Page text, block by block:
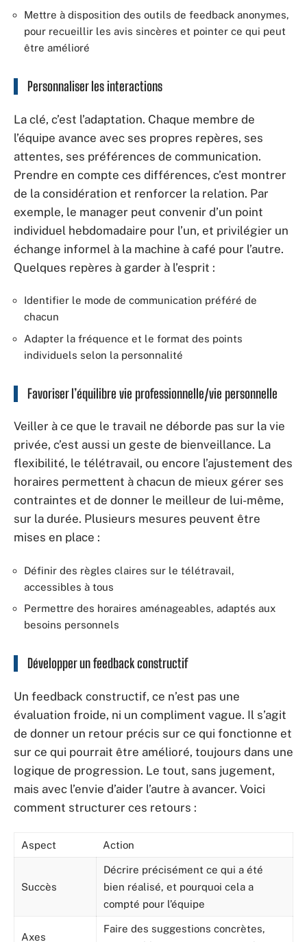
Mettre à disposition des outils de feedback anonymes,
pour recueillir les avis sincères et pointer ce qui peut
être amélioré
Personnaliser les interactions
La clé, c’est l’adaptation. Chaque membre de
l’équipe avance avec ses propres repères, ses
attentes, ses préférences de communication.
Prendre en compte ces différences, c’est montrer
de la considération et renforcer la relation. Par
exemple, le manager peut convenir d’un point
individuel hebdomadaire pour l’un, et privilégier un
échange informel à la machine à café pour l’autre.
Quelques repères à garder à l’esprit :
Identifier le mode de communication préféré de
chacun
Adapter la fréquence et le format des points
individuels selon la personnalité
Favoriser l’équilibre vie professionnelle/vie personnelle
Veiller à ce que le travail ne déborde pas sur la vie
privée, c’est aussi un geste de bienveillance. La
flexibilité, le télétravail, ou encore l’ajustement des
horaires permettent à chacun de mieux gérer ses
contraintes et de donner le meilleur de lui-même,
sur la durée. Plusieurs mesures peuvent être
mises en place :
Définir des règles claires sur le télétravail,
accessibles à tous
Permettre des horaires aménageables, adaptés aux
besoins personnels
Développer un feedback constructif
Un feedback constructif, ce n’est pas une
évaluation froide, ni un compliment vague. Il s’agit
de donner un retour précis sur ce qui fonctionne et
sur ce qui pourrait être amélioré, toujours dans une
logique de progression. Le tout, sans jugement,
mais avec l’envie d’aider l’autre à avancer. Voici
comment structurer ces retours :
Aspect Action
Succès
Décrire précisément ce qui a été
bien réalisé, et pourquoi cela a
compté pour l’équipe
Axes
Faire des suggestions concrètes,